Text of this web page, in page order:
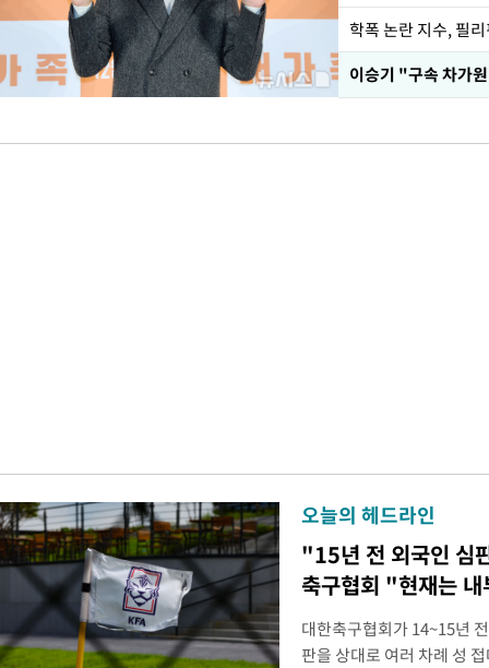
학폭 논란 지수, 필
이승기 "구속 차가
오늘의 헤드라인
"15년 전 외국인 심
축구협회 "현재는
대한축구협회가 14~15년
판을 상대로 여러 차례 성